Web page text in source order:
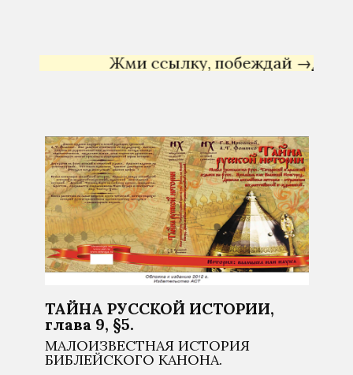
Жми ссылку, побеждай →Яндекс
ТАЙНА РУССКОЙ ИСТОРИИ,
глава 9, §5.
МАЛОИЗВЕСТНАЯ ИСТОРИЯ
БИБЛЕЙСКОГО КАНОНА.